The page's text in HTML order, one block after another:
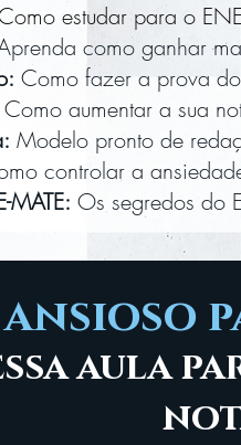
estudar para o
como ganhar
Como fazer a prova
Como aumentar a sua
Modelo pronto de
controlar a
Os segredos do
ansioso
aula